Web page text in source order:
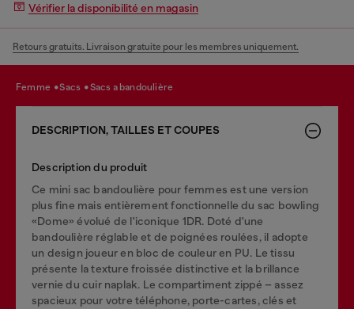
Vérifier la disponibilité en magasin
Retours gratuits. Livraison gratuite pour les membres uniquement.
femme sacs sacs a bandoulière
DESCRIPTION, TAILLES ET COUPES
Description du produit
Ce mini sac bandoulière pour femmes est une version
plus fine mais entièrement fonctionnelle du sac bowling
«Dome» évolué de l'iconique 1DR. Doté d'une
bandoulière réglable et de poignées roulées, il adopte
un design joueur en bloc de couleur en PU. Le tissu
présente la texture froissée distinctive et la brillance
vernie du cuir naplak. Le compartiment zippé – assez
spacieux pour votre téléphone, porte-cartes, clés et